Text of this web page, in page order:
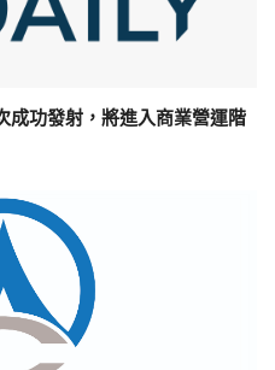
功發射，將進入商業營運階